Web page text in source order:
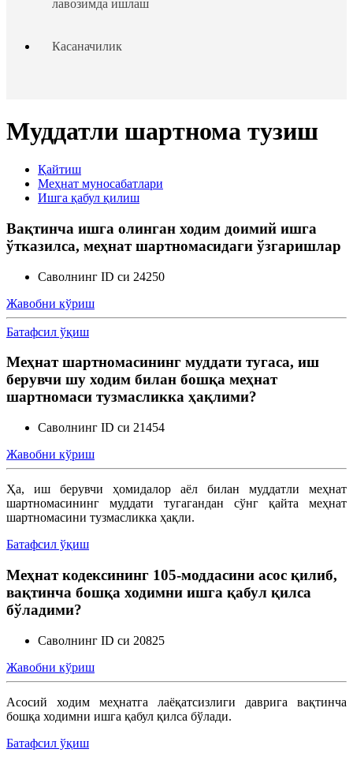
лавозимда ишлаш
Касаначилик
Ходим ва иш берувчининг жавобгарлиги
Ходимлар ҳуқуқларининг кафолатлари
Меҳнат низолари
Меҳнат шартномасини ўзгартириш
Меҳнатга оид муносабатларни бекор қилиш
Ишга қабул қилиш
Муддатли шартнома тузиш
Қайтиш
Меҳнат муносабатлари
Ишга қабул қилиш
Вақтинча ишга олинган ходим доимий ишга
ўтказилса, меҳнат шартномасидаги ўзгаришлар
Саволнинг ID си 24250
Жавобни кўриш
Батафсил ўқиш
Меҳнат шартномасининг муддати тугаса, иш
берувчи шу ходим билан бошқа меҳнат
шартномаси тузмасликка ҳақлими?
Саволнинг ID си 21454
Жавобни кўриш
Ҳа, иш берувчи ҳомидалор аёл билан муддатли меҳнат
шартномасининг муддати тугагандан сўнг қайта меҳнат
шартномасини тузмасликка ҳақли.
Батафсил ўқиш
Меҳнат кодексининг 105-моддасини асос қилиб,
вақтинча бошқа ходимни ишга қабул қилса
бўладими?
Саволнинг ID си 20825
Жавобни кўриш
Асосий ходим меҳнатга лаёқатсизлиги даврига вақтинча
бошқа ходимни ишга қабул қилса бўлади.
Батафсил ўқиш